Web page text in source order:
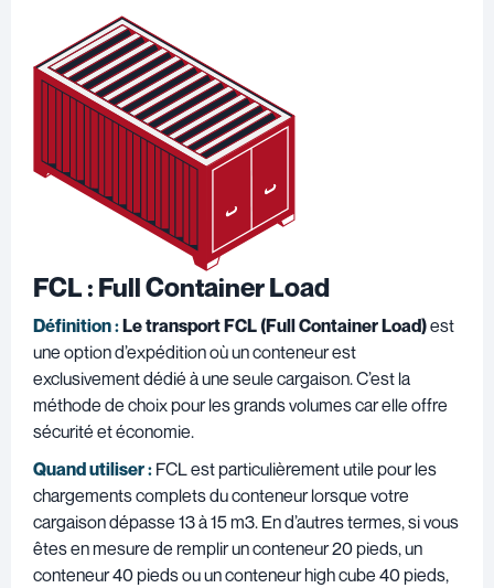
FCL : Full Container Load
Définition :Le transport FCL (Full Container Load)est
une option d’expédition où un conteneur est
exclusivement dédié à une seule cargaison. C’est la
méthode de choix pour les grands volumes car elle offre
sécurité et économie.
Quand utiliser : FCL est particulièrement utile pour les
chargements complets du conteneur lorsque votre
cargaison dépasse 13 à 15 m3. En d’autres termes, si vous
êtes en mesure de remplir un conteneur 20 pieds, un
conteneur 40 pieds ou un conteneur high cube 40 pieds,